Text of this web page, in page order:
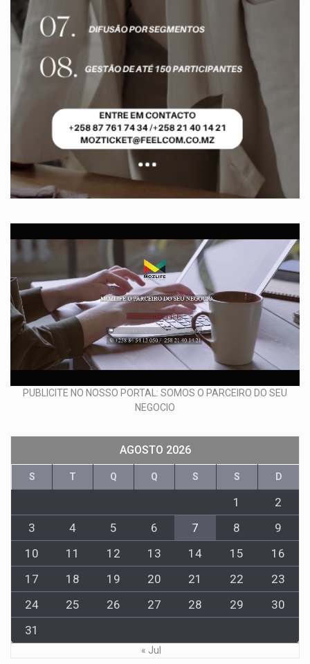
PUBLICITE NO NOSSO PORTAL: SOMOS O PARCEIRO DO SEU
NEGOCIO
AGOSTO 2026
S T Q Q S S D
1
2
3
4 5 6 7 8
9
10
11 12 13 14 15
16
17
18 19 20 21 22
23
24
25 26 27 28 29
30
31
« Jul